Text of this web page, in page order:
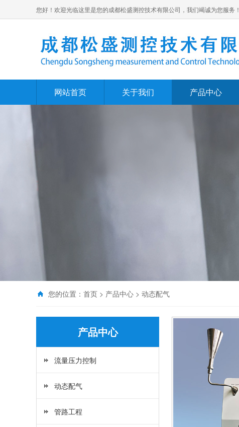
您好！欢迎光临这里是您的成都松盛测控技术有限公司，我们竭诚为您服务！
网站首页 关于我们 产品中心
您的位置： 首页 > 产品中心 > 动态配气
产品中心
流量压力控制
动态配气
管路工程